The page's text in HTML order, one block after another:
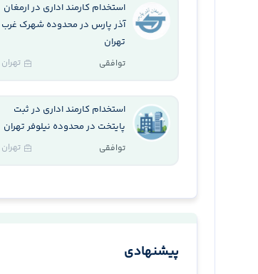
استخدام کارمند اداری در ارمغان
آذر پارس در محدوده شهرک غرب
تهران
توافقی تهران
استخدام کارمند اداری در ثبت
پایتخت در محدوده نیلوفر تهران
توافقی تهران
پیشنهادی